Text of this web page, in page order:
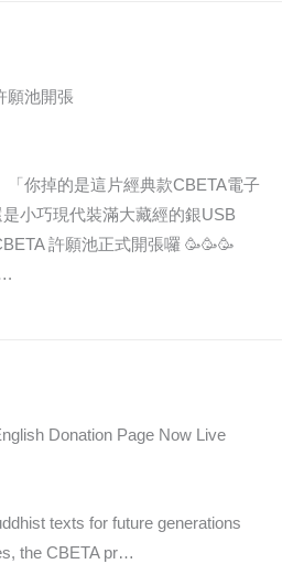
願池開張
「你掉的是這片經典款CBETA電子
小巧現代裝滿大藏經的銀USB
許願池正式開張囉 🥳🥳🥳
Donation Page Now Live
texts for future generations
the CBETA pr…